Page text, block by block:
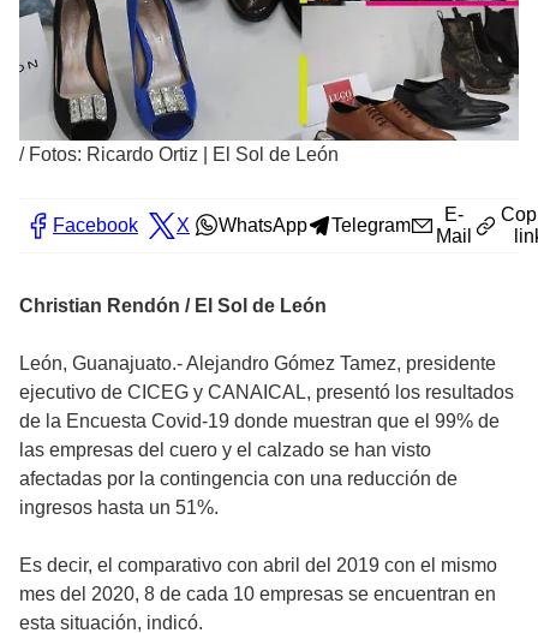
/ Fotos: Ricardo Ortiz | El Sol de León
Facebook X WhatsApp Telegram
E-
Mail
Christian Rendón / El Sol de León
León, Guanajuato.- Alejandro Gómez Tamez, presidente
ejecutivo de CICEG y CANAICAL, presentó los resultados
de la Encuesta Covid-19 donde muestran que el 99% de
las empresas del cuero y el calzado se han visto
afectadas por la contingencia con una reducción de
ingresos hasta un 51%.
Es decir, el comparativo con abril del 2019 con el mismo
mes del 2020, 8 de cada 10 empresas se encuentran en
esta situación, indicó.